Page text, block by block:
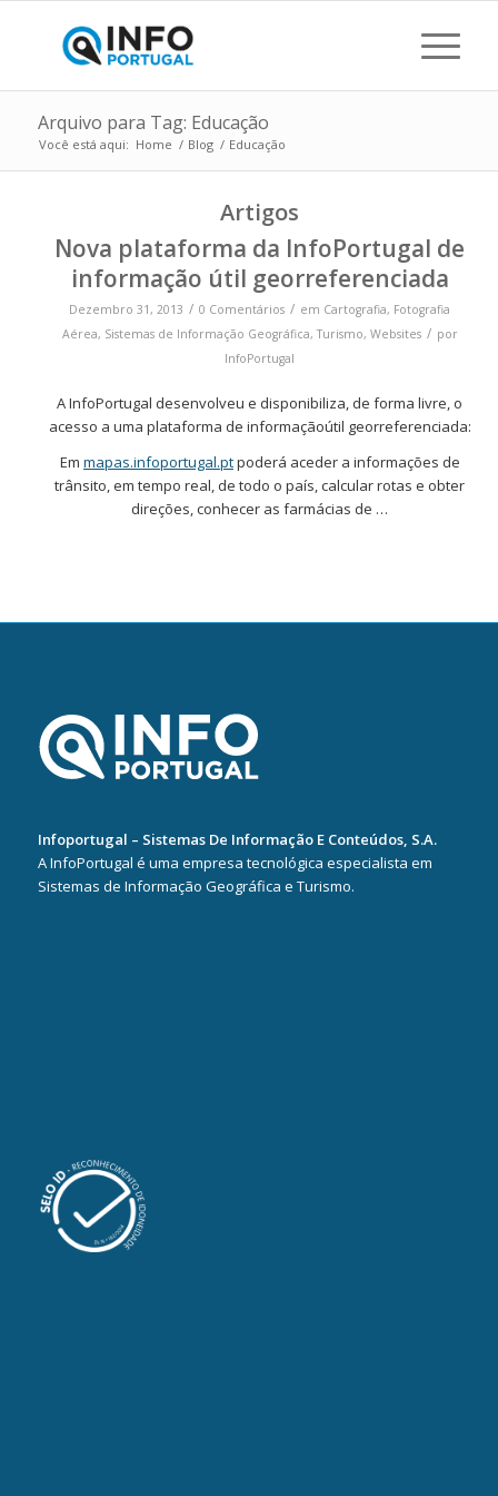
Arquivo para Tag: Educação
Você está aqui: Home / Blog / Educação
Artigos
Nova plataforma da InfoPortugal de
informação útil georreferenciada
Dezembro 31, 2013 / 0 Comentários / em Cartografia, Fotografia
Aérea, Sistemas de Informação Geográfica,Turismo, Websites / por
InfoPortugal
A InfoPortugal desenvolveu e disponibiliza, de forma livre, o
acesso a uma plataforma de informaçãoútil georreferenciada:
Em mapas.infoportugal.ptpoderá aceder a informações de
trânsito, em tempo real, de todo o país, calcular rotas e obter
direções, conhecer as farmácias de …
Infoportugal – Sistemas De Informação E Conteúdos, S.A.
A InfoPortugal é uma empresa tecnológica especialista em
Sistemas de Informação Geográfica e Turismo.